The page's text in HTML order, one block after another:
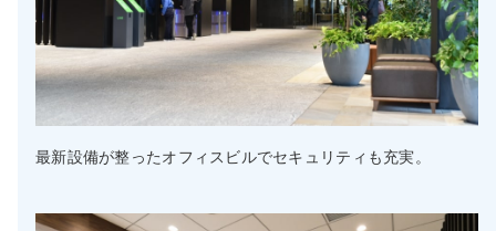
最新設備が整ったオフィスビルでセキュリティも充実。